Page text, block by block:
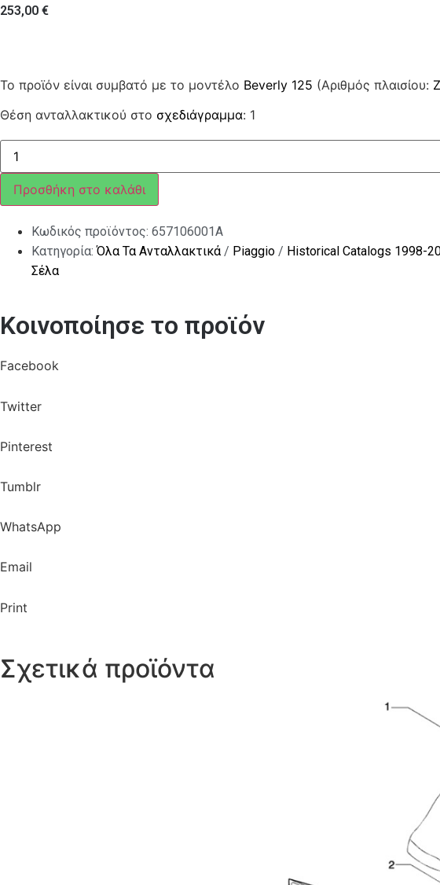
253,00 €
Το προϊόν είναι συμβατό με το μοντέλο Beverly 125 (Αριθμός πλαισίου:
Θέση ανταλλακτικού στο σχεδιάγραμμα: 1
ΣΕΛΑ
BEVERLY
200-
250-
MIC-
TOUR-
ΜΑΥΡΗ
ποσότητα
Προσθήκη στο καλάθι
Κωδικός προϊόντος: 657106001A
Κατηγορία:Όλα Τα Ανταλλακτικά/ Piaggio / Historical Catalogs 1998-
Σέλα
Κοινοποίησε το προϊόν
Facebook
Twitter
Pinterest
Tumblr
WhatsApp
Email
Print
Σχετικά προϊόντα